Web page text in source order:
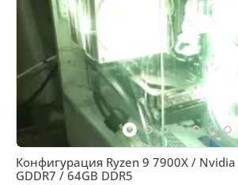
Конфигурация Ryzen 9 7900X / Nvidia
GDDR7 / 64GB DDR5